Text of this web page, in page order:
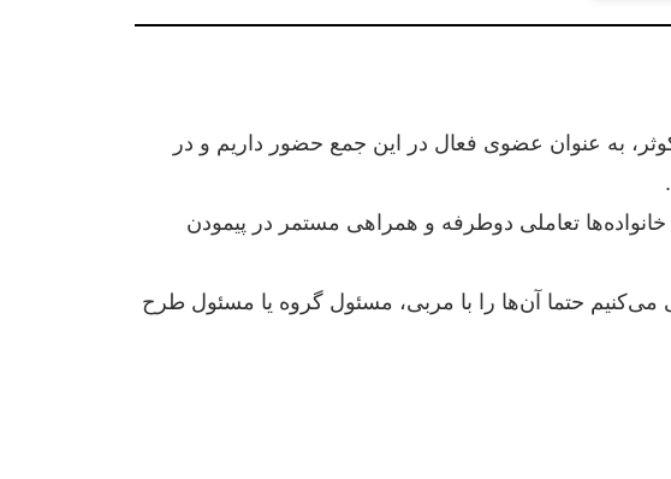
به عنوان عضوی فعال در این جمع حضور داریم و در
تعاملی دوطرفه و همراهی مستمر در پیمودن
حتما آن‌ها را با مربی، مسئول گروه یا مسئول طرح